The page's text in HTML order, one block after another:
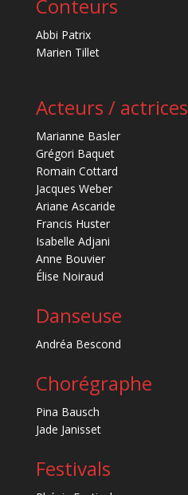
Conteurs
Abbi Patrix
Marien Tillet
Acteurs / actrices
Marianne Basler
Grégori Baquet
Romain Cottard
Jacques Weber
Ariane Ascaride
Francis Huster
Isabelle Adjani
Anne Bouvier
Élise Noiraud
Danseuse
Andréa Bescond
Chorégraphe
Pina Bausch
Jade Janisset
Festivals